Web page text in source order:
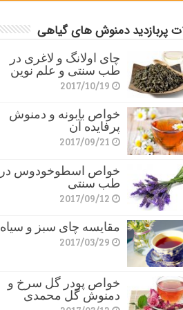
پربازدید دمنوش های گیاهی
چای اولانگ و لاغری در
طب سنتی و علم نوین
2017/10/19
خواص بابونه و دمنوش
پرفایده آن
2017/09/21
خواص اسطوخودوس در
طب سنتی
2017/09/12
مقایسه چای سبز و سیاه
2017/03/29
خواص پودر گل سرخ و
دمنوش گل محمدی